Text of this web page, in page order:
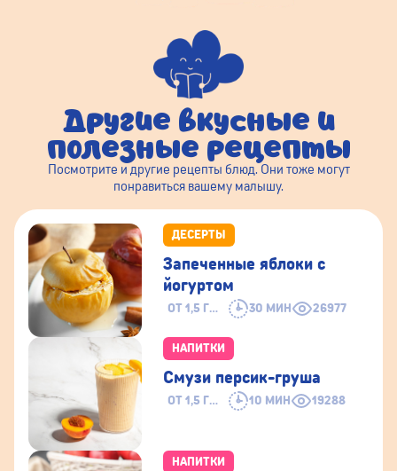
Другие вкусные и
полезные рецепты
Посмотрите и другие рецепты блюд. Они тоже могут
понравиться вашему малышу.
ДЕСЕРТЫ
ОТ 1,5 ГОДА 30 МИН 26977
Запеченные яблоки с
йогуртом
НАПИТКИ
ОТ 1,5 ГОДА 10 МИН 19288
Смузи персик-груша
НАПИТКИ